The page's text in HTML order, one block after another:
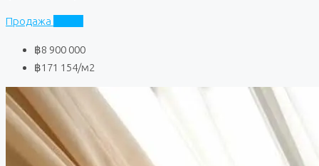
Продажа
฿8 900 000
฿171 154/м2